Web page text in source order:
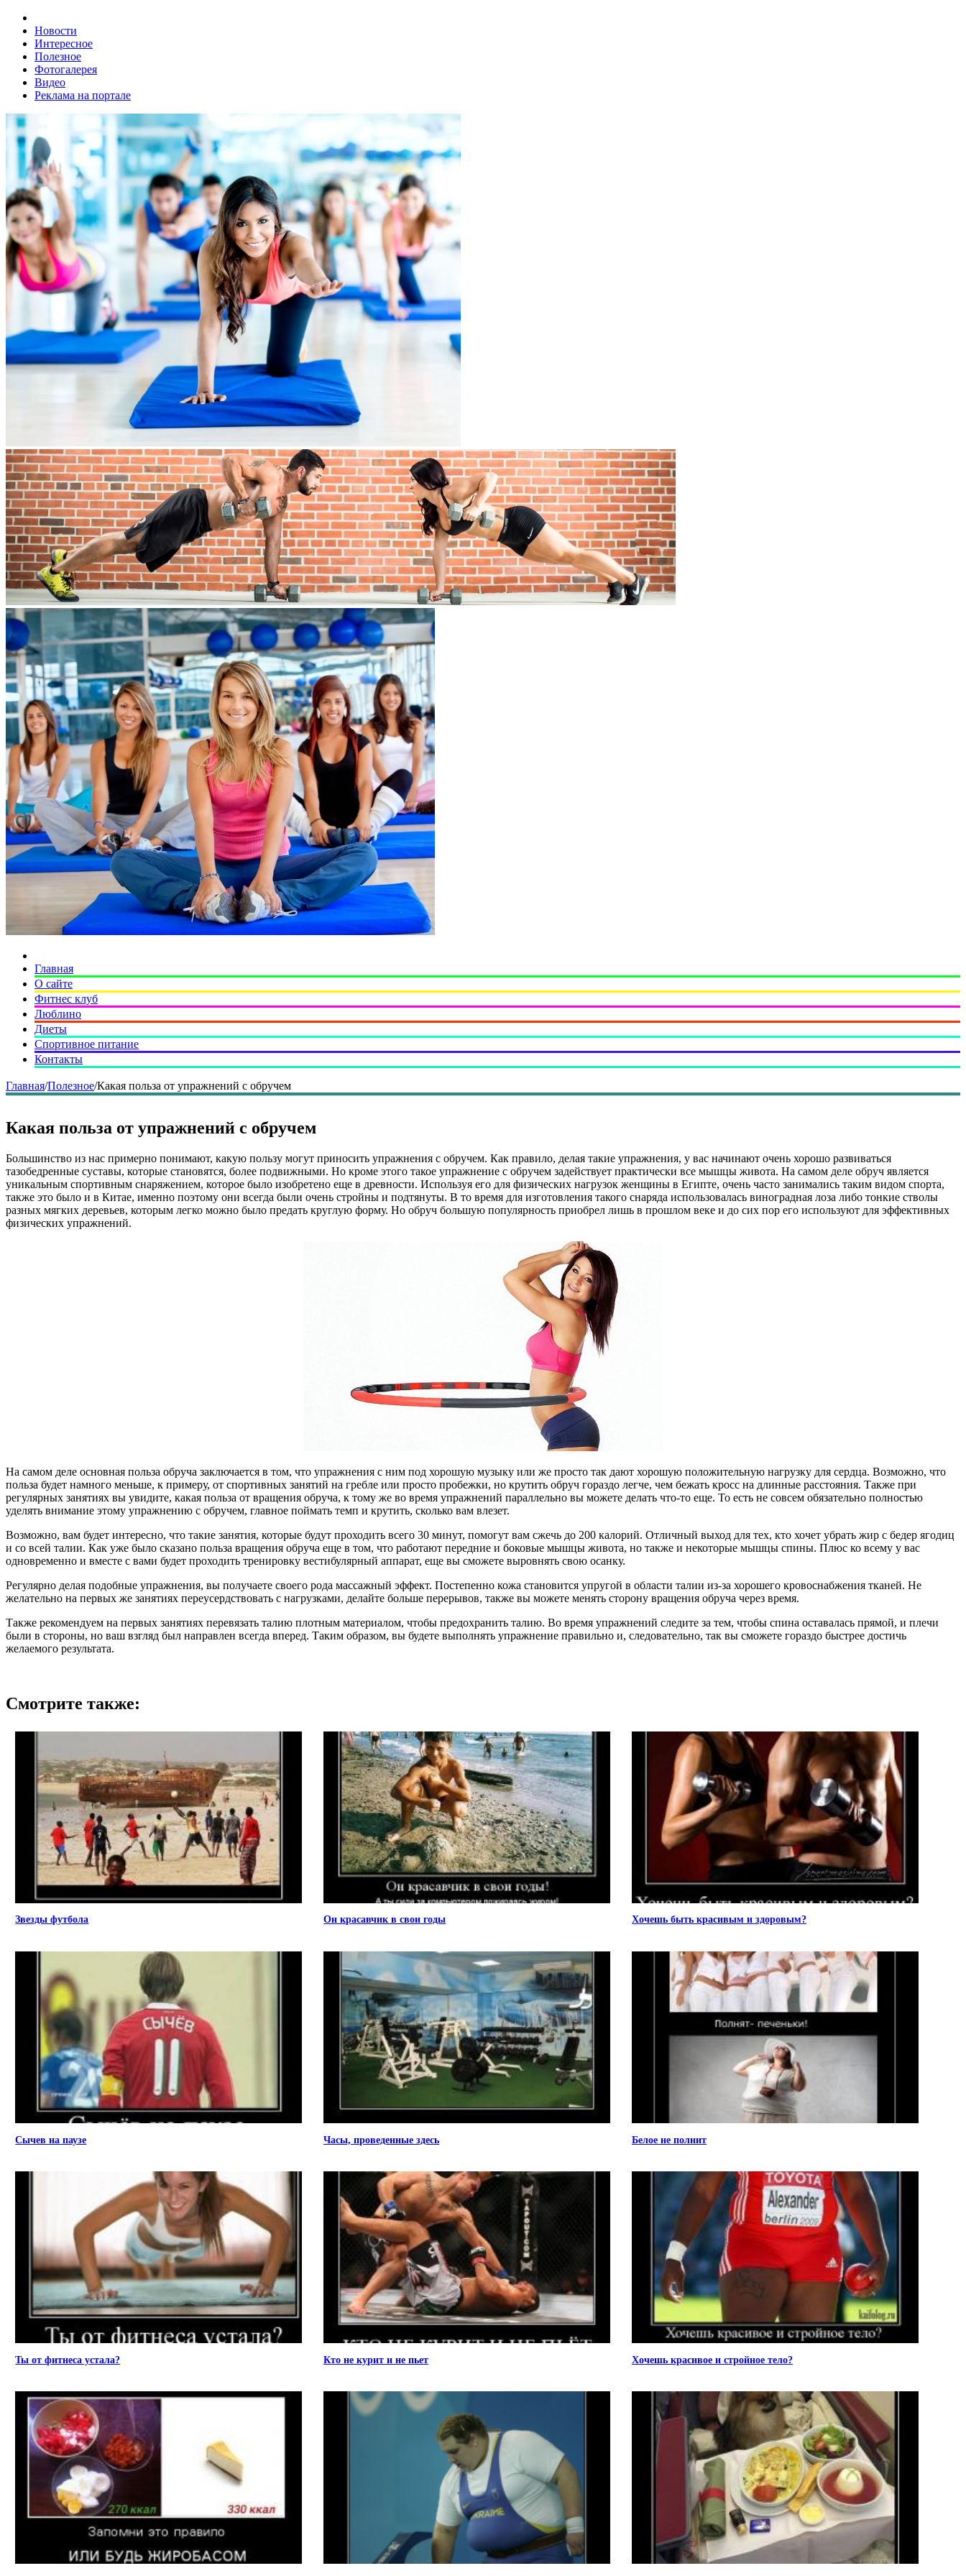
Новости
Интересное
Полезное
Фотогалерея
Видео
Реклама на портале
Главная
О сайте
Фитнес клуб
Люблино
Диеты
Спортивное питание
Контакты
Главная/Полезное/Какая польза от упражнений с обручем
Какая польза от упражнений с обручем
Большинство из нас примерно понимают, какую пользу могут приносить упражнения с обручем. Как правило, делая такие упражнения, у вас начинают очень хорошо развиваться
тазобедренные суставы, которые становятся, более подвижными. Но кроме этого такое упражнение с обручем задействует практически все мышцы живота. На самом деле обруч является
уникальным спортивным снаряжением, которое было изобретено еще в древности. Используя его для физических нагрузок женщины в Египте, очень часто занимались таким видом спорта,
также это было и в Китае, именно поэтому они всегда были очень стройны и подтянуты. В то время для изготовления такого снаряда использовалась виноградная лоза либо тонкие стволы
разных мягких деревьев, которым легко можно было предать круглую форму. Но обруч большую популярность приобрел лишь в прошлом веке и до сих пор его используют для эффективных
физических упражнений.
На самом деле основная польза обруча заключается в том, что упражнения с ним под хорошую музыку или же просто так дают хорошую положительную нагрузку для сердца. Возможно, что
польза будет намного меньше, к примеру, от спортивных занятий на гребле или просто пробежки, но крутить обруч гораздо легче, чем бежать кросс на длинные расстояния. Также при
регулярных занятиях вы увидите, какая польза от вращения обруча, к тому же во время упражнений параллельно вы можете делать что-то еще. То есть не совсем обязательно полностью
уделять внимание этому упражнению с обручем, главное поймать темп и крутить, сколько вам влезет.
Возможно, вам будет интересно, что такие занятия, которые будут проходить всего 30 минут, помогут вам сжечь до 200 калорий. Отличный выход для тех, кто хочет убрать жир с бедер ягодиц
и со всей талии. Как уже было сказано польза вращения обруча еще в том, что работают передние и боковые мышцы живота, но также и некоторые мышцы спины. Плюс ко всему у вас
одновременно и вместе с вами будет проходить тренировку вестибулярный аппарат, еще вы сможете выровнять свою осанку.
Регулярно делая подобные упражнения, вы получаете своего рода массажный эффект. Постепенно кожа становится упругой в области талии из-за хорошего кровоснабжения тканей. Не
желательно на первых же занятиях переусердствовать с нагрузками, делайте больше перерывов, также вы можете менять сторону вращения обруча через время.
Также рекомендуем на первых занятиях перевязать талию плотным материалом, чтобы предохранить талию. Во время упражнений следите за тем, чтобы спина оставалась прямой, и плечи
были в стороны, но ваш взгляд был направлен всегда вперед. Таким образом, вы будете выполнять упражнение правильно и, следовательно, так вы сможете гораздо быстрее достичь
желаемого результата.
Смотрите также:
Звезды футбола Он красавчик в свои годы Хочешь быть красивым и здоровым?
Сычев на паузе Часы, проведенные здесь Белое не полнит
Ты от фитнеса устала? Кто не курит и не пьет Хочешь красивое и стройное тело?